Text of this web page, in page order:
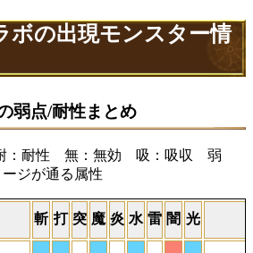
ボの出現モンスター情
弱点/耐性まとめ
：耐性 無：無効 吸：吸収 弱
ジが通る属性
斬 打 突 魔 炎 水 雷 闇 光